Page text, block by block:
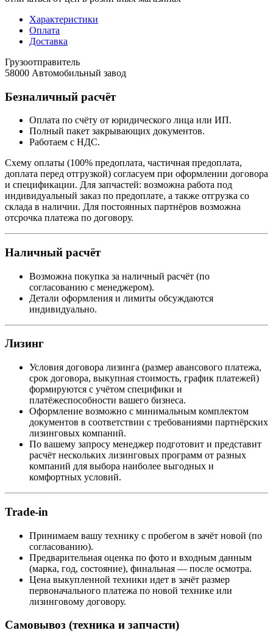
Характеристики
Оплата
Доставка
Грузоотправитель
58000 Автомобильный завод
Безналичный расчёт
Оплата по счёту от юридического лица или ИП.
Полный пакет закрывающих документов.
Работаем с НДС.
Схему оплаты (100% предоплата, частичная предоплата,
доплата перед отгрузкой) согласуем при оформлении договора
и спецификации. Для запчастей: возможна работа под
индивидуальный заказ по предоплате, а также отгрузка со
склада в наличии. Для постоянных партнёров возможна
отсрочка платежа по договору.
Наличный расчёт
Возможна покупка за наличный расчёт (по
согласованию с менеджером).
Детали оформления и лимиты обсуждаются
индивидуально.
Лизинг
Условия договора лизинга (размер авансового платежа,
срок договора, выкупная стоимость, график платежей)
формируются с учётом специфики и
платёжеспособности вашего бизнеса.
Оформление возможно с минимальным комплектом
документов в соответствии с требованиями партнёрских
лизинговых компаний.
По вашему запросу менеджер подготовит и представит
расчёт нескольких лизинговых программ от разных
компаний для выбора наиболее выгодных и
комфортных условий.
Trade-in
Принимаем вашу технику с пробегом в зачёт новой (по
согласованию).
Предварительная оценка по фото и входным данным
(марка, год, состояние), финальная — после осмотра.
Цена выкупленной техники идет в зачёт размер
первоначального платежа по новой технике или
лизинговому договору.
Самовывоз (техника и запчасти)